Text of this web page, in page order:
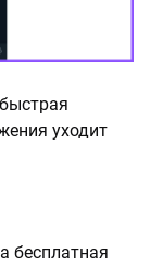
уходит
бесплатная